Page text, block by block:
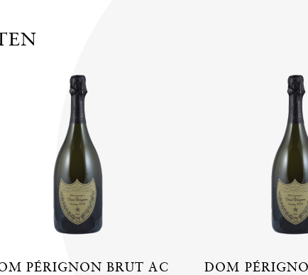
PÉRIGNON BRUT AC DOM